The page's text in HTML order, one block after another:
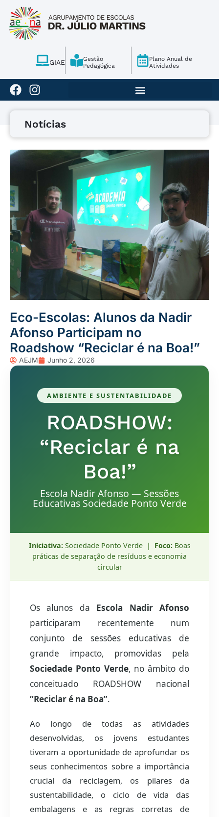
GIAE
Gestão
Pedagógica
Plano Anual de
Atividades
Notícias
Eco-Escolas: Alunos da Nadir
Afonso Participam no
Roadshow “Reciclar é na Boa!”
AEJM Junho 2, 2026
AMBIENTE E SUSTENTABILIDADE
ROADSHOW:
“Reciclar é na
Boa!”
Escola Nadir Afonso — Sessões
Educativas Sociedade Ponto Verde
Iniciativa:Sociedade Ponto Verde | Foco:Boas
práticas de separação de resíduos e economia
circular
Os alunos da Escola Nadir Afonso
participaram recentemente num
conjunto de sessões educativas de
grande impacto, promovidas pela
Sociedade Ponto Verde, no âmbito do
conceituado ROADSHOW nacional
“Reciclar é na Boa”.
Ao longo de todas as atividades
desenvolvidas, os jovens estudantes
tiveram a oportunidade de aprofundar os
seus conhecimentos sobre a importância
crucial da reciclagem, os pilares da
sustentabilidade, o ciclo de vida das
embalagens e as regras corretas de